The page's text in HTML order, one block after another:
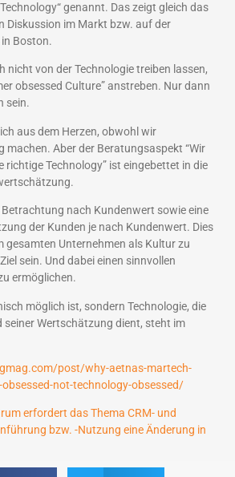
genannt. Das zeigt gleich das
Diskussion im Markt bzw. auf der
Boston.
nicht von der Technologie treiben lassen,
obsessed Culture” anstreben. Nur dann
sein.
aus dem Herzen, obwohl wir
machen. Aber der Beratungsaspekt “Wir
richtige Technology” ist eingebettet in die
Betrachtung nach Kundenwert sowie eine
der Kunden je nach Kundenwert. Dies
gesamten Unternehmen als Kultur zu
sein. Und dabei einen sinnvollen
ermöglichen.
möglich ist, sondern Technologie, die
seiner Wertschätzung dient, steht im
post/why-aetnas-martech-
not-technology-obsessed/
erfordert das Thema CRM- und
bzw. -Nutzung eine Änderung in